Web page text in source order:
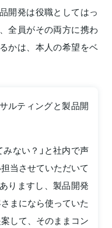
開発は役職としてはっ
全員がその両方に携わ
かは、本人の希望をベ
ルティングと製品開
ない？」と社内で声
当させていただいて
りますし、製品開発
まになら使っていた
して、そのままコン